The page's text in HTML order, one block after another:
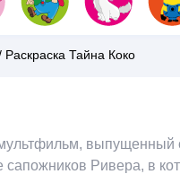
Раскраска Тайна Коко
выпущенный
Ривера, в